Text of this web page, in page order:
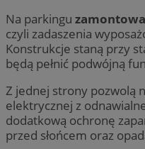
Na parkingu
czyli zadaszenia
Konstrukcje staną przy
będą pełnić podwójną
Z jednej strony pozwolą
elektrycznej z
dodatkową ochronę
przed słońcem oraz